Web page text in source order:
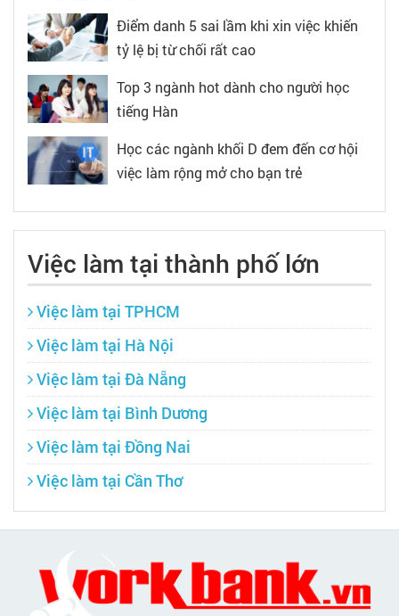
Điểm danh 5 sai lầm khi xin việc khiến
tỷ lệ bị từ chối rất cao
Top 3 ngành hot dành cho người học
tiếng Hàn
Học các ngành khối D đem đến cơ hội
việc làm rộng mở cho bạn trẻ
Việc làm tại thành phố lớn
Việc làm tại TPHCM
Việc làm tại Hà Nội
Việc làm tại Đà Nẵng
Việc làm tại Bình Dương
Việc làm tại Đồng Nai
Việc làm tại Cần Thơ